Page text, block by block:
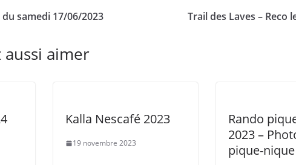
samedi 17/06/2023 Trail des Laves – Reco
aimer
Kalla Nescafé 2023
19 novembre 2023
Rando
2023 –
pique-nique